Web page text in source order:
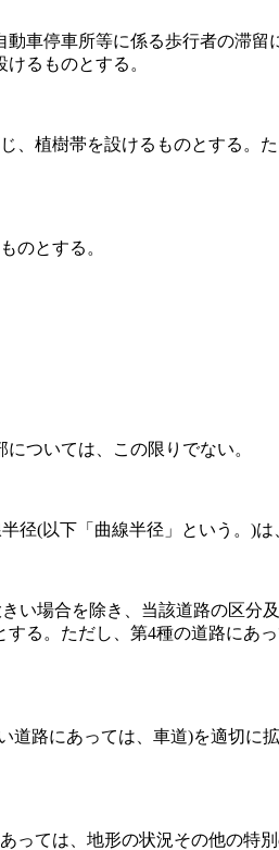
車停車所等に係る歩行者の滞
るものとする。
、植樹帯を設けるものとする。
のとする。
ついては、この限りでない。
径(以下「曲線半径」という。)は
い場合を除き、当該道路の区分
る。 ただし、第4種の道路にあ
道路にあっては、車道)を適切に
っては、地形の状況その他の特